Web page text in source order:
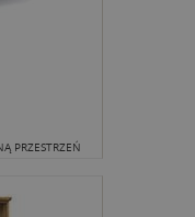
PRZESTRZEŃ